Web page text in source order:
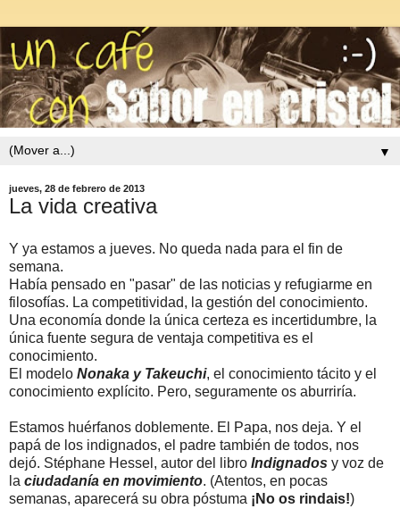
▼
jueves, 28 de febrero de 2013
La vida creativa
Y ya estamos a jueves. No queda nada para el fin de
semana.
Había pensado en "pasar" de las noticias y refugiarme en
filosofías. La competitividad, la gestión del conocimiento.
Una economía donde la única certeza es incertidumbre, la
única fuente segura de ventaja competitiva es el
conocimiento.
El modelo Nonaka y Takeuchi, el conocimiento tácito y el
conocimiento explícito. Pero, seguramente os aburriría.
Estamos huérfanos doblemente. El Papa, nos deja. Y el
papá de los indignados, el padre también de todos, nos
dejó. Stéphane Hessel, autor del libro Indignados y voz de
la ciudadanía en movimiento. (Atentos, en pocas
semanas, aparecerá su obra póstuma ¡No os rindais!)